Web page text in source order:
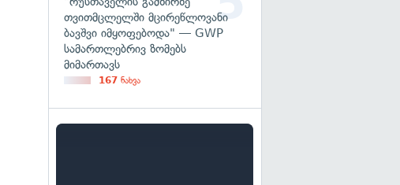
თვითმცლელში მცირეწლოვანი
ბავშვი იმყოფებოდა" — GWP
სამართლებრივ ზომებს
მიმართავს
167 ნახვა